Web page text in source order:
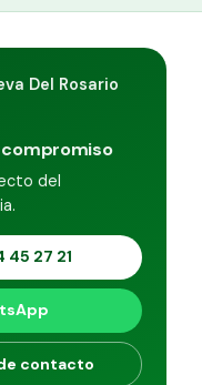
Del Rosario
del
45 27 21
contacto